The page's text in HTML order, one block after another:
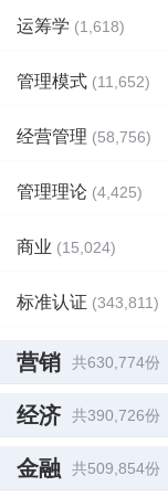
运筹学 (1,618)
管理模式 (11,652)
经营管理 (58,756)
管理理论 (4,425)
商业 (15,024)
标准认证 (343,811)
营销 共630,774份
经济 共390,726份
金融 共509,854份